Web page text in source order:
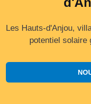
Les Hauts-d'Anjou,
potentiel solaire